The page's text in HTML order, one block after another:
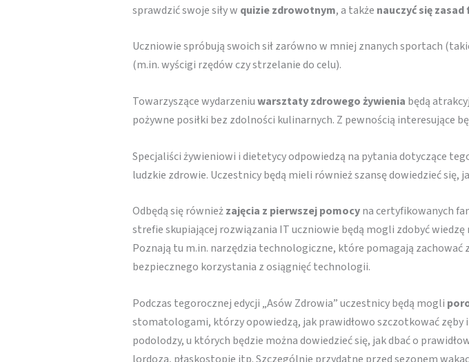
sprawdzić swoje siły w quizie zdrowotnym, a także nauczyć się
Uczniowie spróbują swoich sił zarówno w mniej znanych sportach
(m.in. wyścigi rzędów czy strzelanie do celu).
Towarzyszące wydarzeniuwarsztaty zdrowego żywienia będą
pożywne posiłki bez zdolności kulinarnych. Z pewnością interesujące
Specjaliści żywieniowi i dietetycy odpowiedzą na pytania dotyczące
ludzkie zdrowie. Uczestnicy będą mieli również szansę dowiedzieć się,
Odbędą się równieżzajęcia z pierwszej pomocyna certyfikowanych
strefie skupiającej rozwiązania IT uczniowie będą mogli zdobyć wiedzę
Poznają tu m.in. narzędzia technologiczne, które pomagają
bezpiecznego korzystania z osiągnięć technologii.
Podczas tegorocznej edycji „Asów Zdrowia” uczestnicy będą mogli
stomatologami, którzy opowiedzą, jak prawidłowo szczotkować zęby
podolodzy, u których będzie można dowiedzieć się, jak dbać o